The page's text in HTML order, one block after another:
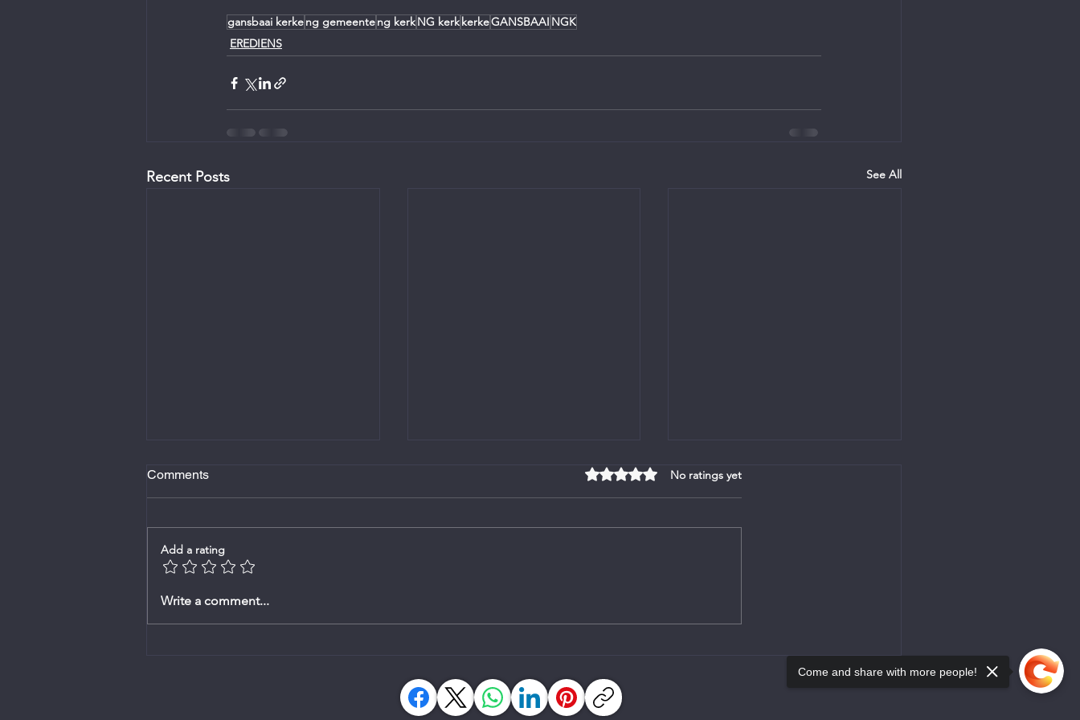
gansbaai kerkeng gemeenteng kerkNG kerkkerkeGANSBAAI NGK
EREDIENS
Recent Posts See All
Erediens -2 Augustus 2026
Comments Rated 0 out of 5 stars.
No ratings yet
Add a rating
Write a comment...
Come and share with more people!